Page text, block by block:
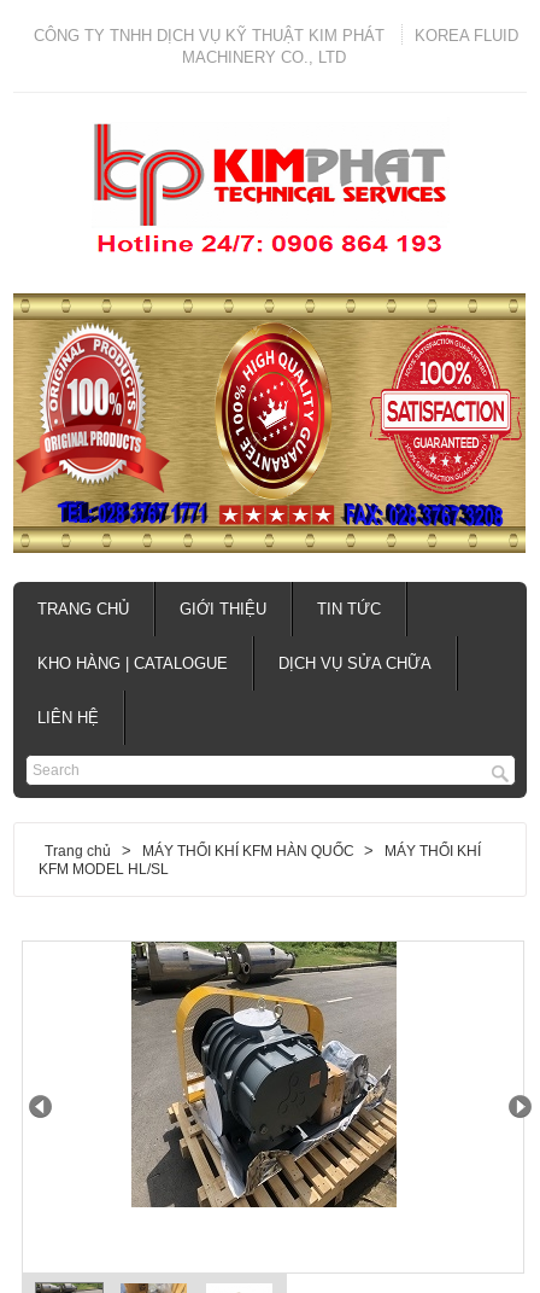
CÔNG TY TNHH DỊCH VỤ KỸ THUẬT KIM PHÁT
KOREA FLUID
MACHINERY CO., LTD
TRANG CHỦ GIỚI THIỆU TIN TỨC
KHO HÀNG | CATALOGUE DỊCH VỤ SỬA CHỮA
LIÊN HỆ
Trang chủ > MÁY THỔI KHÍ KFM HÀN QUỐC >
MÁY THỔI KHÍ
KFM MODEL HL/SL